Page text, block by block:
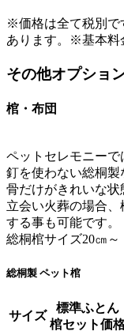
※価格は全て税別で
あります。※基本料
その他オプショ
棺・布団
ペットセレモニーで
釘を使わない総桐
骨だけがきれいな状
立会い火葬の場合
する事も可能です。
総桐棺サイズ20㎝～
総桐製 ペット棺
サイズ
標準ふとん
棺セット価